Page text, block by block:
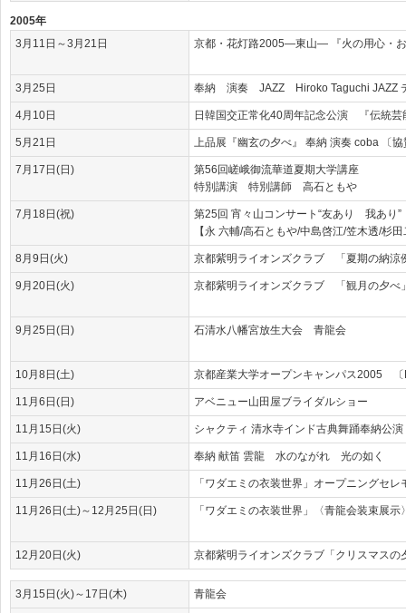
2005年
3月11日～3月21日
京都・花灯路2005―東山― 『火の用心・
3月25日 奉納 演奏 JAZZ Hiroko Taguchi JAZZ
4月10日 日韓国交正常化40周年記念公演 『伝統芸
5月21日 上品展『幽玄の夕べ』 奉納 演奏 coba 〔
7月17日(日)
第56回嵯峨御流華道夏期大学講座
特別講演 特別講師 高石ともや
7月18日(祝)
第25回 宵々山コンサート“友あり 我あり
【永 六輔/高石ともや/中島啓江/笠木透/
8月9日(火) 京都紫明ライオンズクラブ 「夏期の納
9月20日(火) 京都紫明ライオンズクラブ 「観月の夕
9月25日(日) 石清水八幡宮放生大会 青龍会
10月8日(土) 京都産業大学オープンキャンパス2005 〔
11月6日(日) アベニュー山田屋ブライダルショー
11月15日(火) シャクティ 清水寺インド古典舞踊奉納公
11月16日(水) 奉納 献笛 雲龍 水のながれ 光の如く
11月26日(土) 「ワダエミの衣装世界」オープニング
11月26日(土)～12月25日(日) 「ワダエミの衣装世界」〈青龍会装束展示
12月20日(火) 京都紫明ライオンズクラブ「クリスマス
3月15日(火)～17日(木) 青龍会